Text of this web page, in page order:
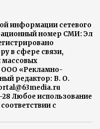
информации сетевого
номер СМИ: Эл
в сфере связи,
ООО «Рекламно-
редактор: В. О.
Любое использование
с